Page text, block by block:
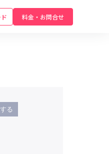
料金・お問合せ
る